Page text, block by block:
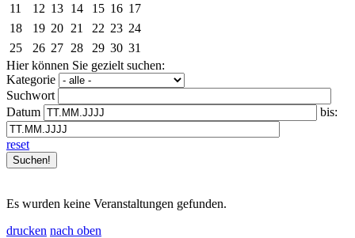
11
12 13 14 15 16 17
18
19 20 21 22 23 24
25
26 27 28 29 30 31
Hier können Sie gezielt suchen:
Kategorie
Suchwort
Datum
bis:
reset
Es wurden keine Veranstaltungen gefunden.
drucken nach oben